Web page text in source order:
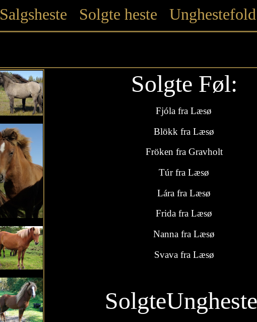
Salgsheste
Solgte heste Unghestefold
Solgte Føl:
Fjóla fra Læsø
Blökk fra Læsø
Fröken fra Gravholt
Túr fra Læsø
Lára fra Læsø
Frida fra Læsø
Nanna fra Læsø
Svava fra Læsø